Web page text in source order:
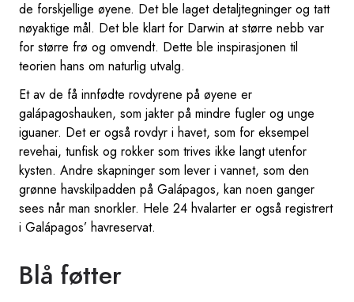
de forskjellige øyene. Det ble laget detaljtegninger og tatt
nøyaktige mål. Det ble klart for Darwin at større nebb var
for større frø og omvendt. Dette ble inspirasjonen til
teorien hans om naturlig utvalg.
Et av de få innfødte rovdyrene på øyene er
galápagoshauken, som jakter på mindre fugler og unge
iguaner. Det er også rovdyr i havet, som for eksempel
revehai, tunfisk og rokker som trives ikke langt utenfor
kysten. Andre skapninger som lever i vannet, som den
grønne havskilpadden på Galápagos, kan noen ganger
sees når man snorkler. Hele 24 hvalarter er også registrert
i Galápagos’ havreservat.
Blå føtter